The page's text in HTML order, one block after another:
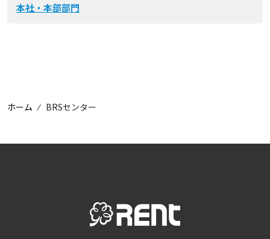
本社・本部部門
ホーム ⁄ BRSセンター